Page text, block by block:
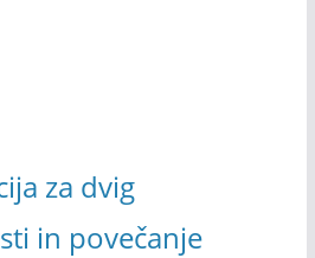
za dvig
in povečanje